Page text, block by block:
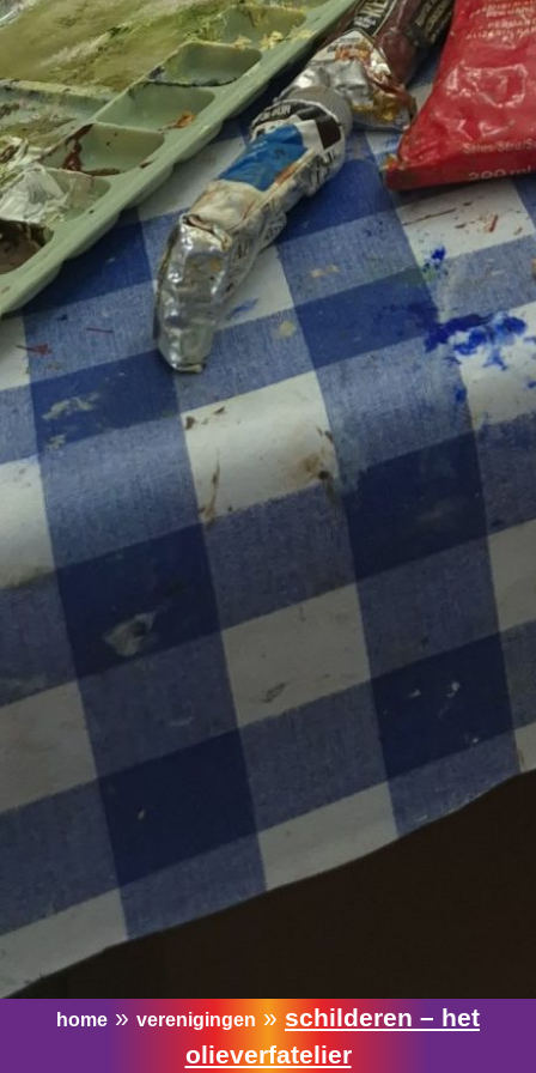
Expo Gilze
Bus
PRAKTISCHE INFO DE SCHAKEL
Geschiedenis En Organisatie
Contact De Schakel
Technische Informatie
Huisreglement
Werken Bij CCGR
NIEUWS
home » verenigingen » schilderen – het
olieverfatelier